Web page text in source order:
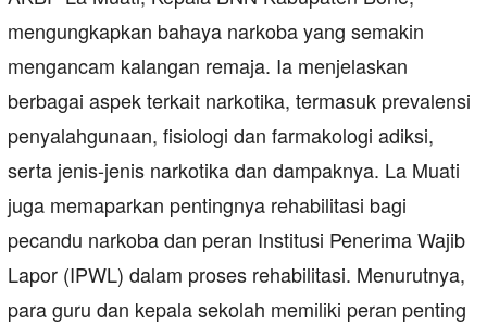
mengungkapkan bahaya narkoba yang semakin
mengancam kalangan remaja. Ia menjelaskan
berbagai aspek terkait narkotika, termasuk prevalensi
penyalahgunaan, fisiologi dan farmakologi adiksi,
serta jenis-jenis narkotika dan dampaknya. La Muati
juga memaparkan pentingnya rehabilitasi bagi
pecandu narkoba dan peran Institusi Penerima Wajib
Lapor (IPWL) dalam proses rehabilitasi. Menurutnya,
para guru dan kepala sekolah memiliki peran penting